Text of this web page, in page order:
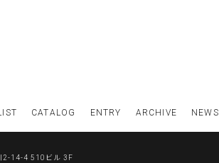
CATALOG ENTRY ARCHIVE NEWS
2-14-4 510ビル 3F